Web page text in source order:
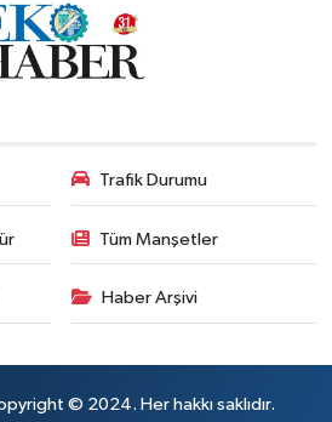
Trafik Durumu
Tüm Manşetler
Haber Arşivi
© 2024. Her hakkı saklıdır.